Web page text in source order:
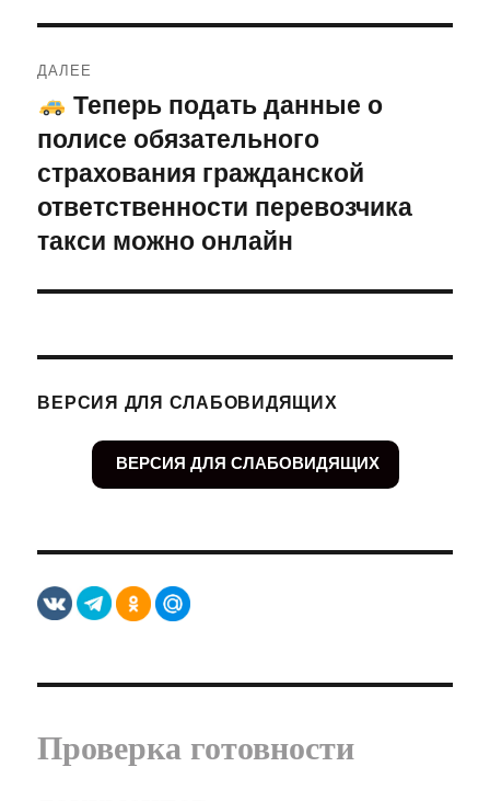
ДАЛЕЕ
Следующая
запись:
Теперь подать данные о
полисе обязательного
страхования гражданской
ответственности перевозчика
такси можно онлайн
ВЕРСИЯ ДЛЯ СЛАБОВИДЯЩИХ
ВЕРСИЯ ДЛЯ СЛАБОВИДЯЩИХ
Проверка готовности